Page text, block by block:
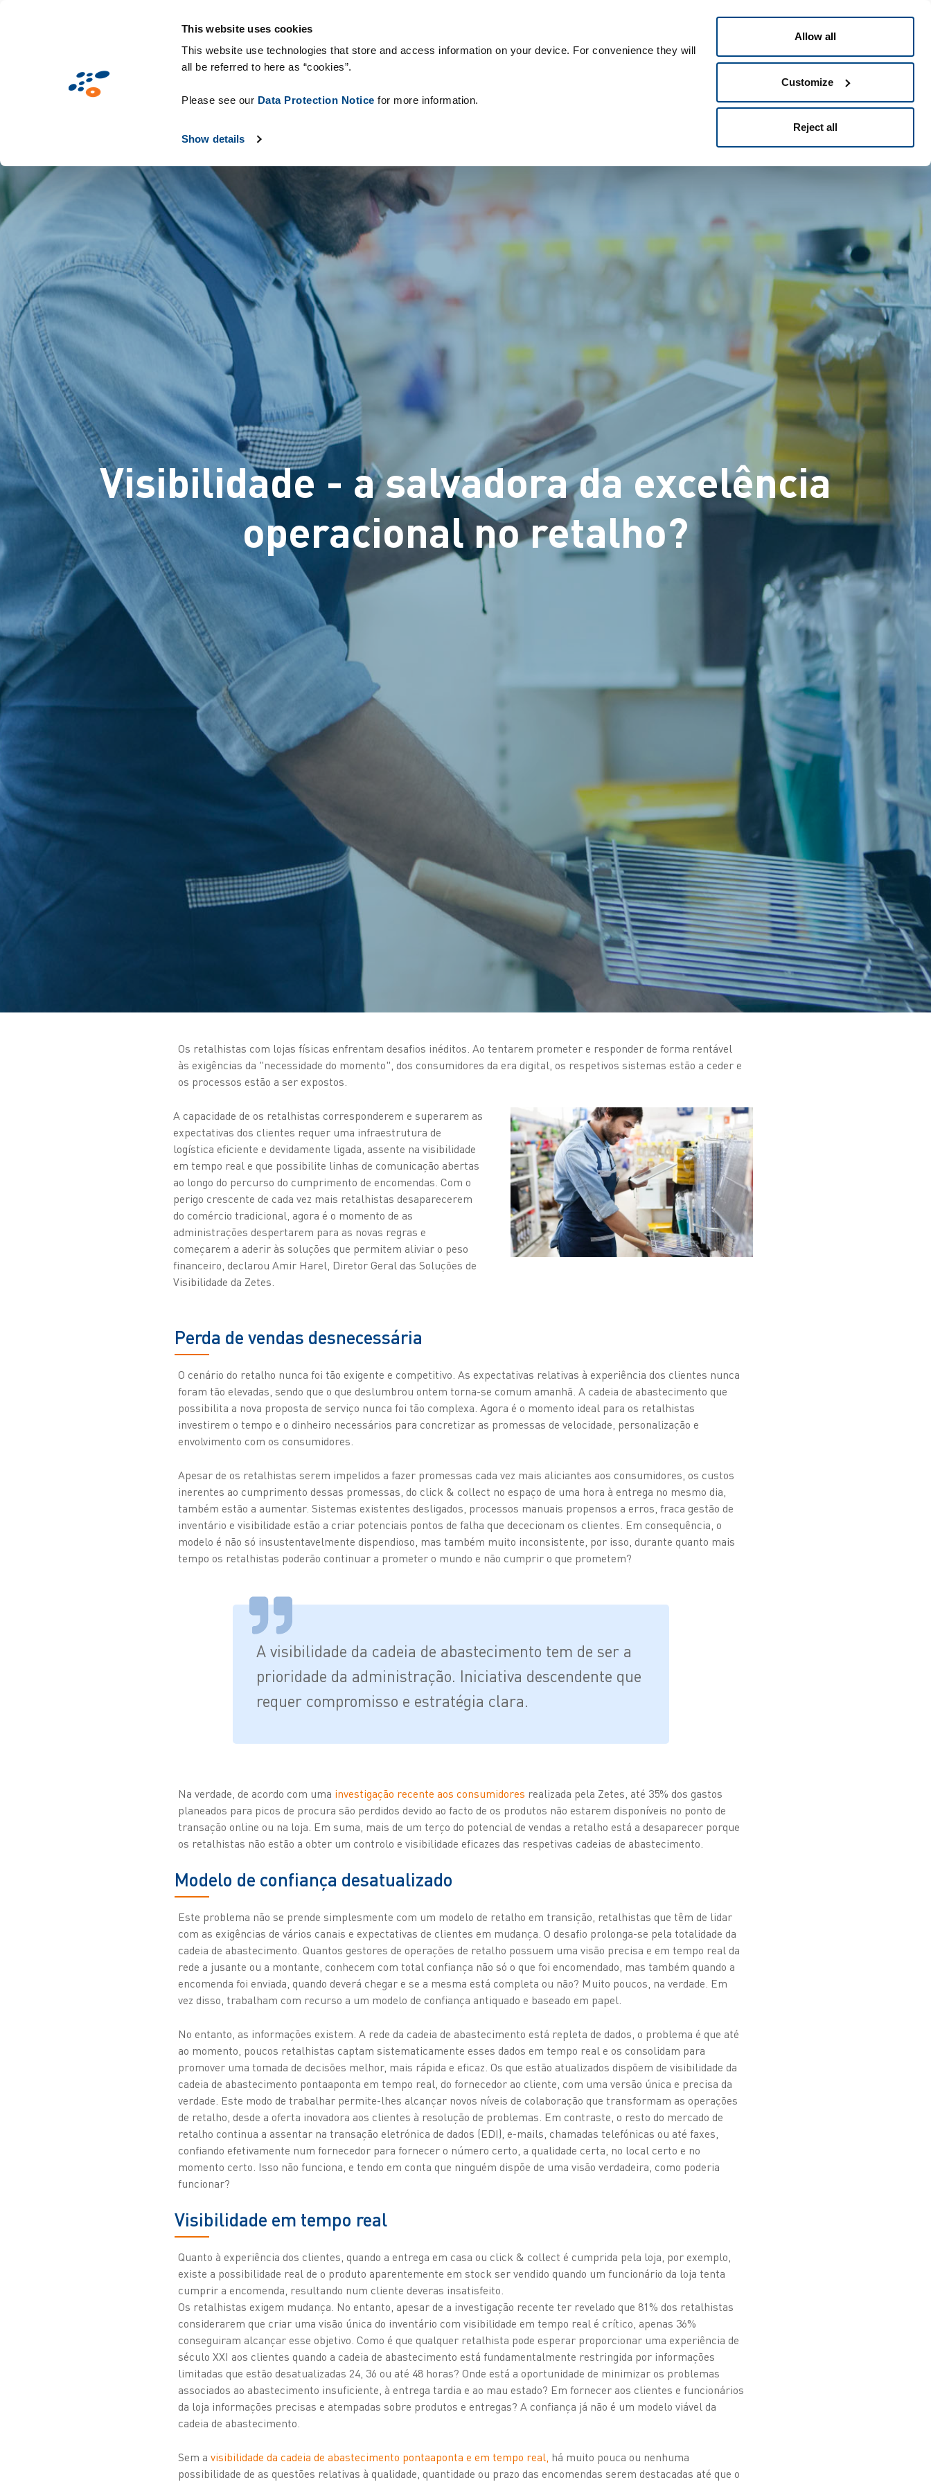
This website uses cookies
This website use technologies that store and access information on your device. For convenience they will
all be referred to here as “cookies”.
Please see our Data Protection Notice for more information.
Show details
Allow all
Customize
Reject all
Mercados Tecnologias e consumíveis
Visibilidade - a salvadora da excelência
operacional no retalho?
Os retalhistas com lojas físicas enfrentam desafios inéditos. Ao tentarem prometer e responder de forma rentável
às exigências da "necessidade do momento", dos consumidores da era digital, os respetivos sistemas estão a ceder e
os processos estão a ser expostos.
A capacidade de os retalhistas corresponderem e superarem as
expectativas dos clientes requer uma infraestrutura de
logística eficiente e devidamente ligada, assente na visibilidade
em tempo real e que possibilite linhas de comunicação abertas
ao longo do percurso do cumprimento de encomendas. Com o
perigo crescente de cada vez mais retalhistas desaparecerem
do comércio tradicional, agora é o momento de as
administrações despertarem para as novas regras e
começarem a aderir às soluções que permitem aliviar o peso
financeiro, declarou Amir Harel, Diretor Geral das Soluções de
Visibilidade da Zetes.
Perda de vendas desnecessária
O cenário do retalho nunca foi tão exigente e competitivo. As expectativas relativas à experiência dos clientes nunca
foram tão elevadas, sendo que o que deslumbrou ontem torna-se comum amanhã. A cadeia de abastecimento que
possibilita a nova proposta de serviço nunca foi tão complexa. Agora é o momento ideal para os retalhistas
investirem o tempo e o dinheiro necessários para concretizar as promessas de velocidade, personalização e
envolvimento com os consumidores.
Apesar de os retalhistas serem impelidos a fazer promessas cada vez mais aliciantes aos consumidores, os custos
inerentes ao cumprimento dessas promessas, do click & collect no espaço de uma hora à entrega no mesmo dia,
também estão a aumentar. Sistemas existentes desligados, processos manuais propensos a erros, fraca gestão de
inventário e visibilidade estão a criar potenciais pontos de falha que dececionam os clientes. Em consequência, o
modelo é não só insustentavelmente dispendioso, mas também muito inconsistente, por isso, durante quanto mais
tempo os retalhistas poderão continuar a prometer o mundo e não cumprir o que prometem?
A visibilidade da cadeia de abastecimento tem de ser a
prioridade da administração. Iniciativa descendente que
requer compromisso e estratégia clara.
Na verdade, de acordo com uma investigação recente aos consumidores realizada pela Zetes, até 35% dos gastos
planeados para picos de procura são perdidos devido ao facto de os produtos não estarem disponíveis no ponto de
transação online ou na loja. Em suma, mais de um terço do potencial de vendas a retalho está a desaparecer porque
os retalhistas não estão a obter um controlo e visibilidade eficazes das respetivas cadeias de abastecimento.
Modelo de confiança desatualizado
Este problema não se prende simplesmente com um modelo de retalho em transição, retalhistas que têm de lidar
com as exigências de vários canais e expectativas de clientes em mudança. O desafio prolonga-se pela totalidade da
cadeia de abastecimento. Quantos gestores de operações de retalho possuem uma visão precisa e em tempo real da
rede a jusante ou a montante, conhecem com total confiança não só o que foi encomendado, mas também quando a
encomenda foi enviada, quando deverá chegar e se a mesma está completa ou não? Muito poucos, na verdade. Em
vez disso, trabalham com recurso a um modelo de confiança antiquado e baseado em papel.
No entanto, as informações existem. A rede da cadeia de abastecimento está repleta de dados, o problema é que até
ao momento, poucos retalhistas captam sistematicamente esses dados em tempo real e os consolidam para
promover uma tomada de decisões melhor, mais rápida e eficaz. Os que estão atualizados dispõem de visibilidade da
cadeia de abastecimento pontaaponta em tempo real, do fornecedor ao cliente, com uma versão única e precisa da
verdade. Este modo de trabalhar permite-lhes alcançar novos níveis de colaboração que transformam as operações
de retalho, desde a oferta inovadora aos clientes à resolução de problemas. Em contraste, o resto do mercado de
retalho continua a assentar na transação eletrónica de dados (EDI), e-mails, chamadas telefónicas ou até faxes,
confiando efetivamente num fornecedor para fornecer o número certo, a qualidade certa, no local certo e no
momento certo. Isso não funciona, e tendo em conta que ninguém dispõe de uma visão verdadeira, como poderia
funcionar?
Visibilidade em tempo real
Quanto à experiência dos clientes, quando a entrega em casa ou click & collect é cumprida pela loja, por exemplo,
existe a possibilidade real de o produto aparentemente em stock ser vendido quando um funcionário da loja tenta
cumprir a encomenda, resultando num cliente deveras insatisfeito.
Os retalhistas exigem mudança. No entanto, apesar de a investigação recente ter revelado que 81% dos retalhistas
considerarem que criar uma visão única do inventário com visibilidade em tempo real é crítico, apenas 36%
conseguiram alcançar esse objetivo. Como é que qualquer retalhista pode esperar proporcionar uma experiência de
século XXI aos clientes quando a cadeia de abastecimento está fundamentalmente restringida por informações
limitadas que estão desatualizadas 24, 36 ou até 48 horas? Onde está a oportunidade de minimizar os problemas
associados ao abastecimento insuficiente, à entrega tardia e ao mau estado? Em fornecer aos clientes e funcionários
da loja informações precisas e atempadas sobre produtos e entregas? A confiança já não é um modelo viável da
cadeia de abastecimento.
Sem a visibilidade da cadeia de abastecimento pontaaponta e em tempo real, há muito pouca ou nenhuma
possibilidade de as questões relativas à qualidade, quantidade ou prazo das encomendas serem destacadas até que o